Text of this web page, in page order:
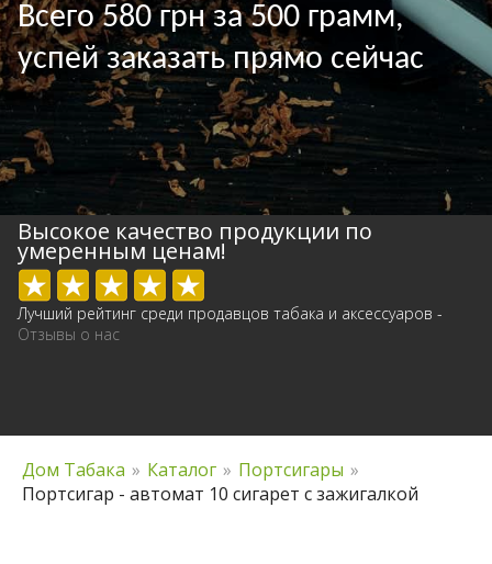
Всего 580 грн за 500 грамм,
успей заказать прямо сейчас
Высокое качество продукции по
умеренным ценам!
Лучший рейтинг среди продавцов табака и аксессуаров -
Отзывы о нас
Дом Табака » Каталог » Портсигары »
Портсигар - автомат 10 сигарет с зажигалкой